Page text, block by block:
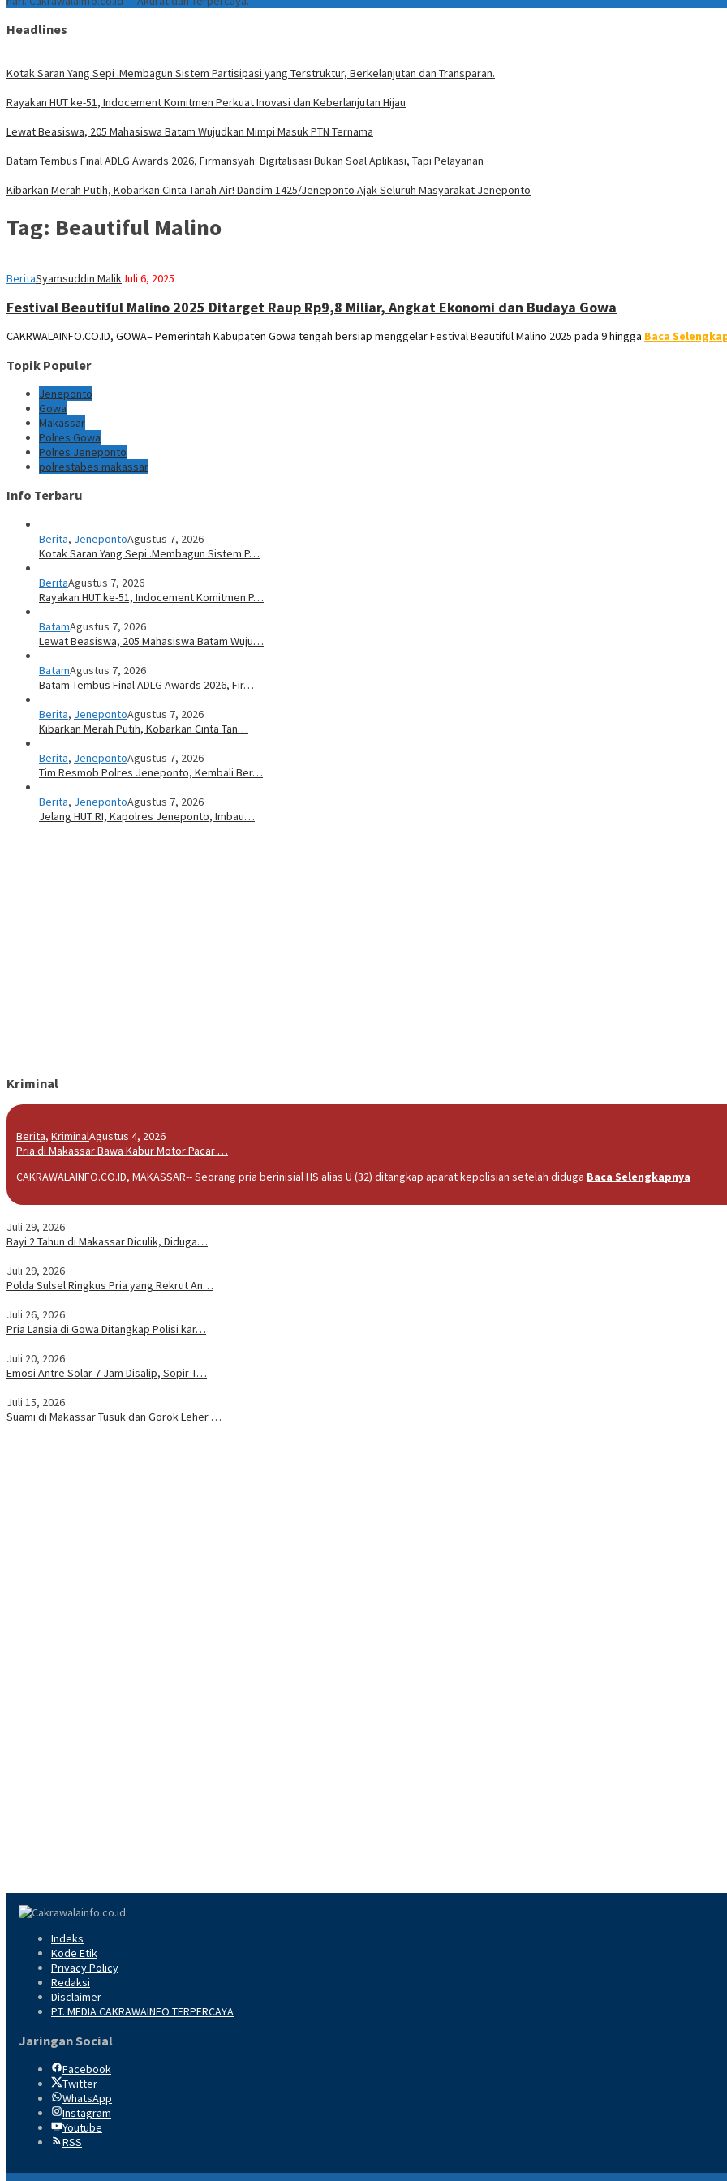
Headlines
Kotak Saran Yang Sepi .Membagun Sistem Partisipasi yang Terstruktur, Berkelanjutan dan Transparan.
Rayakan HUT ke-51, Indocement Komitmen Perkuat Inovasi dan Keberlanjutan Hijau
Lewat Beasiswa, 205 Mahasiswa Batam Wujudkan Mimpi Masuk PTN Ternama
Batam Tembus Final ADLG Awards 2026, Firmansyah: Digitalisasi Bukan Soal Aplikasi, Tapi Pelayanan
Kibarkan Merah Putih, Kobarkan Cinta Tanah Air! Dandim 1425/Jeneponto Ajak Seluruh Masyarakat Jeneponto
Tag: Beautiful Malino
BeritaSyamsuddin MalikJuli 6, 2025
Festival Beautiful Malino 2025 Ditarget Raup Rp9,8 Miliar, Angkat Ekonomi dan Budaya Gowa
CAKRWALAINFO.CO.ID, GOWA– Pemerintah Kabupaten Gowa tengah bersiap menggelar Festival Beautiful Malino 2025 pada 9 hingga Baca
Topik Populer
Jeneponto
Gowa
Makassar
Polres Gowa
Polres Jeneponto
polrestabes makassar
Info Terbaru
Berita, JenepontoAgustus 7, 2026
Kotak Saran Yang Sepi .Membagun Sistem P…
BeritaAgustus 7, 2026
Rayakan HUT ke-51, Indocement Komitmen P…
BatamAgustus 7, 2026
Lewat Beasiswa, 205 Mahasiswa Batam Wuju…
BatamAgustus 7, 2026
Batam Tembus Final ADLG Awards 2026, Fir…
Berita, JenepontoAgustus 7, 2026
Kibarkan Merah Putih, Kobarkan Cinta Tan…
Berita, JenepontoAgustus 7, 2026
Tim Resmob Polres Jeneponto, Kembali Ber…
Berita, JenepontoAgustus 7, 2026
Jelang HUT RI, Kapolres Jeneponto, Imbau…
Kriminal
Berita, KriminalAgustus 4, 2026
Pria di Makassar Bawa Kabur Motor Pacar …
CAKRAWALAINFO.CO.ID, MAKASSAR-- Seorang pria berinisial HS alias U (32) ditangkap aparat kepolisian setelah diduga Baca Selengkapnya
Juli 29, 2026
Bayi 2 Tahun di Makassar Diculik, Diduga…
Juli 29, 2026
Polda Sulsel Ringkus Pria yang Rekrut An…
Juli 26, 2026
Pria Lansia di Gowa Ditangkap Polisi kar…
Juli 20, 2026
Emosi Antre Solar 7 Jam Disalip, Sopir T…
Juli 15, 2026
Suami di Makassar Tusuk dan Gorok Leher …
Indeks
Kode Etik
Privacy Policy
Redaksi
Disclaimer
PT. MEDIA CAKRAWAINFO TERPERCAYA
Jaringan Social
Facebook
Twitter
WhatsApp
Instagram
Youtube
RSS